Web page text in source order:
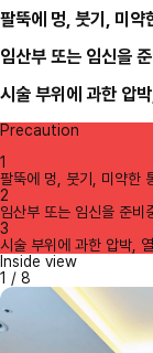
팔뚝에 멍, 붓기, 미약
임산부 또는 임신을
시술 부위에 과한 압
Precaution
1
팔뚝에 멍, 붓기, 미약한
2
임산부 또는 임신을 준비
3
시술 부위에 과한 압박,
Inside view
1 / 8